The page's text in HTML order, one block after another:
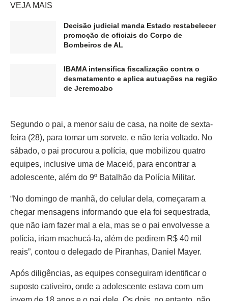
VEJA MAIS
Decisão judicial manda Estado restabelecer
promoção de oficiais do Corpo de
Bombeiros de AL
IBAMA intensifica fiscalização contra o
desmatamento e aplica autuações na região
de Jeremoabo
Segundo o pai, a menor saiu de casa, na noite de sexta-
feira (28), para tomar um sorvete, e não teria voltado. No
sábado, o pai procurou a polícia, que mobilizou quatro
equipes, inclusive uma de Maceió, para encontrar a
adolescente, além do 9º Batalhão da Polícia Militar.
“No domingo de manhã, do celular dela, começaram a
chegar mensagens informando que ela foi sequestrada,
que não iam fazer mal a ela, mas se o pai envolvesse a
polícia, iriam machucá-la, além de pedirem R$ 40 mil
reais”, contou o delegado de Piranhas, Daniel Mayer.
Após diligências, as equipes conseguiram identificar o
suposto cativeiro, onde a adolescente estava com um